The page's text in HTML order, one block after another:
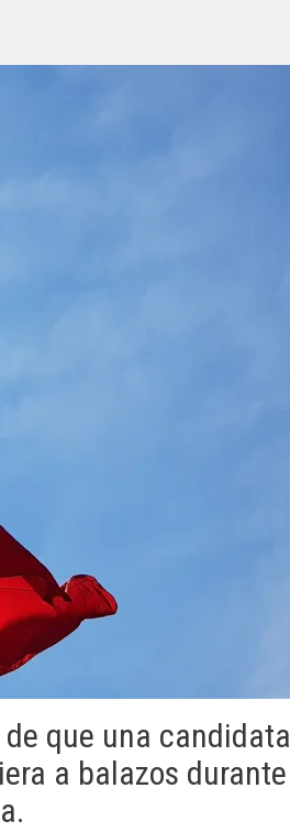
que una candidata
a balazos durante